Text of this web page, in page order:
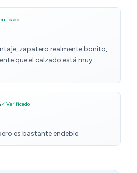
zapatero realmente bonito,
que el calzado está muy
✓ Verificado
es bastante endeble.